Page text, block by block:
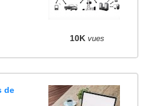
10K vues
de